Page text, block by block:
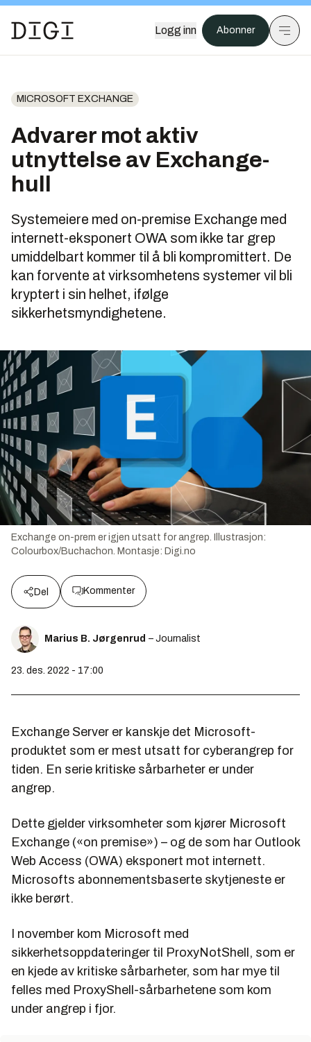
Logg inn Abonner
MICROSOFT EXCHANGE
Advarer mot aktiv
utnyttelse av Exchange-
hull
Systemeiere med on-premise Exchange med
internett-eksponert OWA som ikke tar grep
umiddelbart kommer til å bli kompromittert. De
kan forvente at virksomhetens systemer vil bli
kryptert i sin helhet, ifølge
sikkerhetsmyndighetene.
Exchange on-prem er igjen utsatt for angrep.
Illustrasjon:
Colourbox/Buchachon. Montasje: Digi.no
Del Kommenter
Marius B. Jørgenrud – Journalist
23. des. 2022 - 17:00
Exchange Server er kanskje det Microsoft-
produktet som er mest utsatt for cyberangrep for
tiden. En serie kritiske sårbarheter er under
angrep.
Dette gjelder virksomheter som kjører Microsoft
Exchange («on premise») – og de som har Outlook
Web Access (OWA) eksponert mot internett.
Microsofts abonnementsbaserte skytjeneste er
ikke berørt.
I november kom Microsoft med
sikkerhetsoppdateringer til ProxyNotShell, som er
en kjede av kritiske sårbarheter, som har mye til
felles med ProxyShell-sårbarhetene som kom
under angrep i fjor.